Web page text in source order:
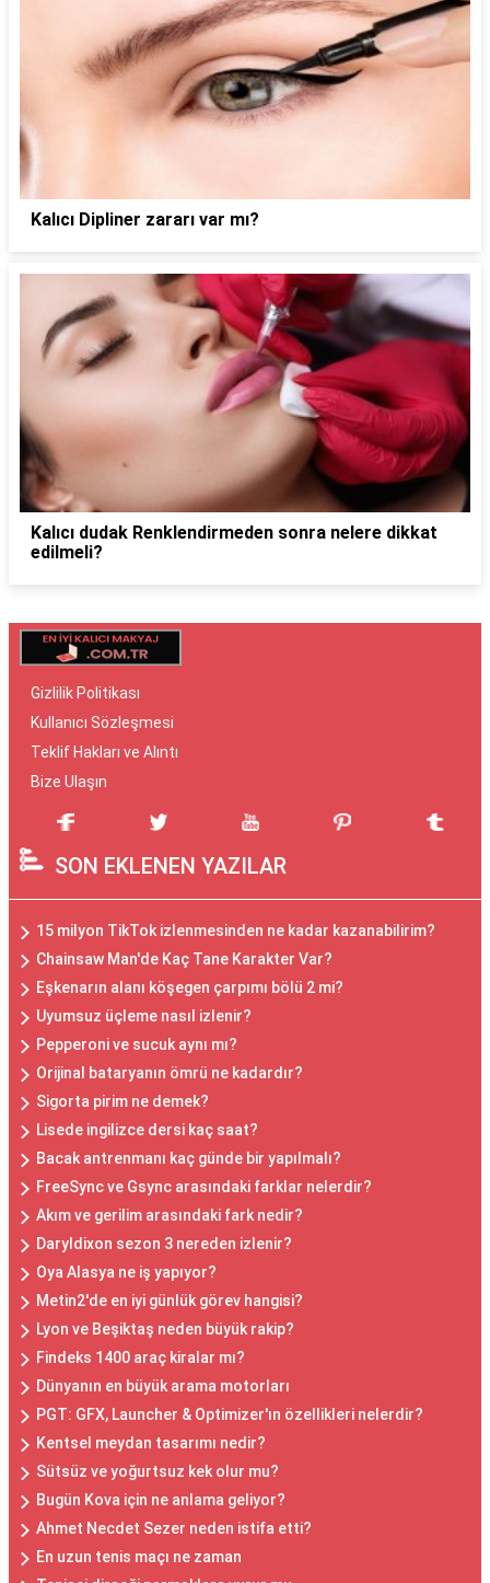
Kalıcı Dipliner zararı var mı?
Kalıcı dudak Renklendirmeden sonra nelere dikkat
edilmeli?
Gizlilik Politikası
Kullanıcı Sözleşmesi
Teklif Hakları ve Alıntı
Bize Ulaşın
SON EKLENEN YAZILAR
15 milyon TikTok izlenmesinden ne kadar kazanabilirim?
Chainsaw Man'de Kaç Tane Karakter Var?
Eşkenarın alanı köşegen çarpımı bölü 2 mi?
Uyumsuz üçleme nasıl izlenir?
Pepperoni ve sucuk aynı mı?
Orijinal bataryanın ömrü ne kadardır?
Sigorta pirim ne demek?
Lisede ingilizce dersi kaç saat?
Bacak antrenmanı kaç günde bir yapılmalı?
FreeSync ve Gsync arasındaki farklar nelerdir?
Akım ve gerilim arasındaki fark nedir?
Daryldixon sezon 3 nereden izlenir?
Oya Alasya ne iş yapıyor?
Metin2'de en iyi günlük görev hangisi?
Lyon ve Beşiktaş neden büyük rakip?
Findeks 1400 araç kiralar mı?
Dünyanın en büyük arama motorları
PGT: GFX, Launcher & Optimizer'ın özellikleri nelerdir?
Kentsel meydan tasarımı nedir?
Sütsüz ve yoğurtsuz kek olur mu?
Bugün Kova için ne anlama geliyor?
Ahmet Necdet Sezer neden istifa etti?
En uzun tenis maçı ne zaman